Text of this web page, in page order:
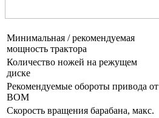
Минимальная / рекомендуемая
мощность трактора
Количество ножей на режущем
диске
Рекомендуемые обороты привода от
ВОМ
Скорость вращения барабана, макс.